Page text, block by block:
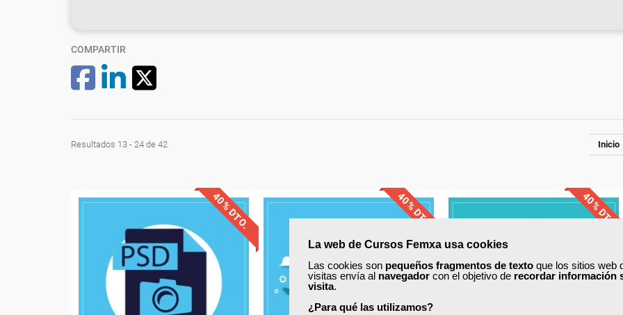
La web de Cursos Femxa usa cookies
Las cookies son pequeños fragmentos de texto que los sitios web
visitas envía al navegador con el objetivo de recordar información
visita.
¿Para qué las utilizamos?
COMPARTIR
Resultados 13 - 24 de 42 Inicio
40% DTO.
Descuentos especiales
Sin requisitos de acceso
Diploma
40% DTO.
Descuentos especiales
Sin requisitos de acceso
Diploma
40% DTO.
Descuentos especiales
Sin requisitos de acceso